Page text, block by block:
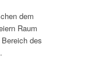
dem
Raum
des